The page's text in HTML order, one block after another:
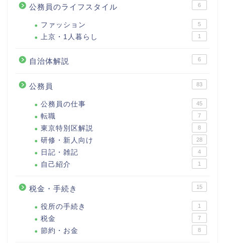
公務員のライフスタイル 6
ファッション 5
上京・1人暮らし 1
自治体解説 6
公務員 83
公務員の仕事 45
転職 7
東京特別区解説 8
研修・新人向け 28
日記・雑記 4
自己紹介 1
税金・手続き 15
役所の手続き 1
税金 7
節約・お金 8